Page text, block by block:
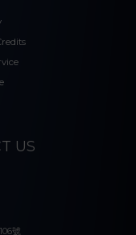
US
號